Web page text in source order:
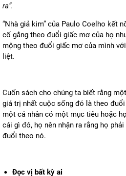
ra”.
“Nhà giả kim” của Paulo Coelho kết
cố gắng theo đuổi giấc mơ của họ
mộng theo đuổi giấc mơ của mình
liệt.
Cuốn sách cho chúng ta biết rằng
giá trị nhất cuộc sống đó là theo
một cá nhân có một mục tiêu hoặc
cái gì đó, họ nên nhận ra rằng họ
đuổi theo nó.
Đọc vị bất kỳ ai